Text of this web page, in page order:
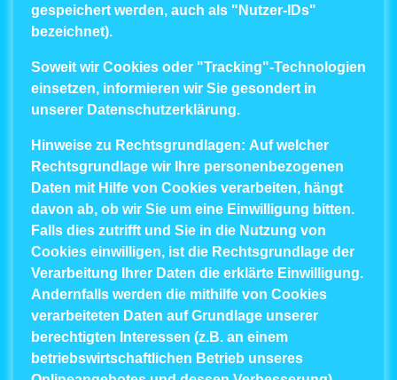
gespeichert werden, auch als "Nutzer-IDs"
bezeichnet).
Soweit wir Cookies oder "Tracking"-Technologien
einsetzen, informieren wir Sie gesondert in
unserer Datenschutzerklärung.
Hinweise zu Rechtsgrundlagen: Auf welcher
Rechtsgrundlage wir Ihre personenbezogenen
Daten mit Hilfe von Cookies verarbeiten, hängt
davon ab, ob wir Sie um eine Einwilligung bitten.
Falls dies zutrifft und Sie in die Nutzung von
Cookies einwilligen, ist die Rechtsgrundlage der
Verarbeitung Ihrer Daten die erklärte Einwilligung.
Andernfalls werden die mithilfe von Cookies
verarbeiteten Daten auf Grundlage unserer
berechtigten Interessen (z.B. an einem
betriebswirtschaftlichen Betrieb unseres